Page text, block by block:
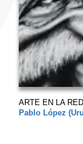
ARTE EN LA RED
Pablo López